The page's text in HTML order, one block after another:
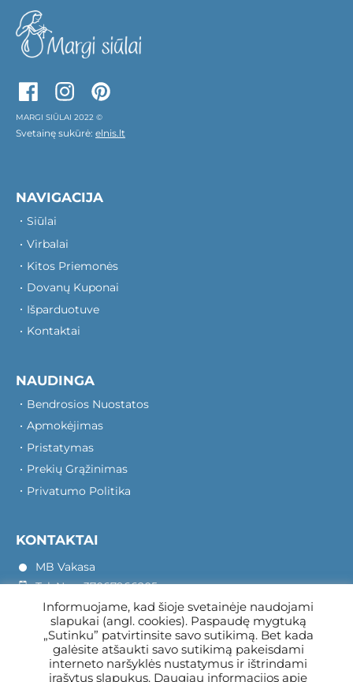
MARGI SIŪLAI 2022 ©
Svetainę sukūrė: elnis.lt
NAVIGACIJA
Siūlai
Virbalai
Kitos Priemonės
Dovanų Kuponai
Išparduotuve
Kontaktai
NAUDINGA
Bendrosios Nuostatos
Apmokėjimas
Pristatymas
Prekių Grąžinimas
Privatumo Politika
KONTAKTAI
MB Vakasa
Tel. Nr.: +37067966205
Rotušės A. 16, Kretinga 97140
Informuojame, kad šioje svetainėje naudojami
slapukai (angl. cookies). Paspaudę mygtuką
„Sutinku” patvirtinsite savo sutikimą. Bet kada
galėsite atšaukti savo sutikimą pakeisdami
interneto naršyklės nustatymus ir ištrindami
įrašytus slapukus. Daugiau informacijos apie